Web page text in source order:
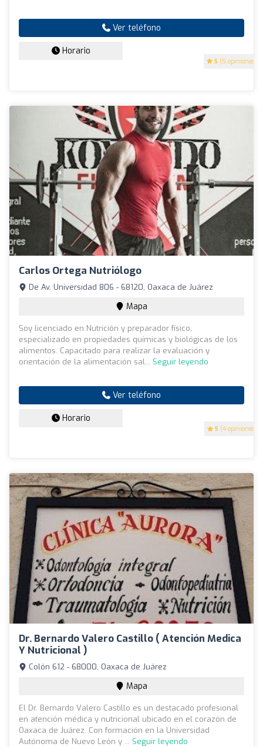
5 (5 opiniones)
Ver teléfono
Horario
Carlos Ortega Nutriólogo
5 (4 opiniones)
De Av. Universidad 806 - 68120, Oaxaca de Juárez
Mapa
Soy licenciado en Nutrición y preparador físico,
especializado en propiedades químicas y biológicas de los
alimentos. Capacitado para realizar la evaluación y
orientación de la alimentación sal... Seguir leyendo
Ver teléfono
Horario
Dr. Bernardo Valero Castillo ( Atención Medica
Y Nutricional )
Colón 612 - 68000, Oaxaca de Juárez
Mapa
El Dr. Bernardo Valero Castillo es un destacado profesional
en atención médica y nutricional ubicado en el corazón de
Oaxaca de Juárez. Con formación en la Universidad
Autónoma de Nuevo León y ... Seguir leyendo